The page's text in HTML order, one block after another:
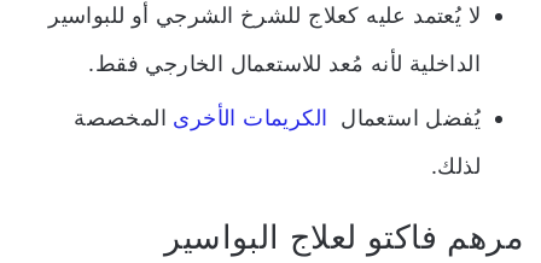
لا يُعتمد عليه كعلاج للشرخ الشرجي أو للبواسير
الداخلية لأنه مُعد للاستعمال الخارجي فقط.
يُفضل استعمال الكريمات الأخرى المخصصة
لذلك.
مرهم فاكتو لعلاج البواسير